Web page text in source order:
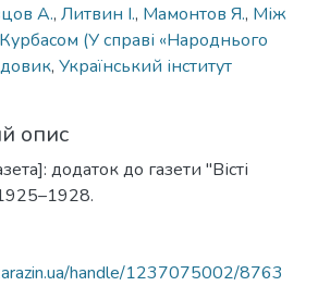
А., Литвин І., Мамонтов Я., Між
(У справі «Народнього
, Український інститут
опис
додаток до газети "Вісті
handle/1237075002/8763